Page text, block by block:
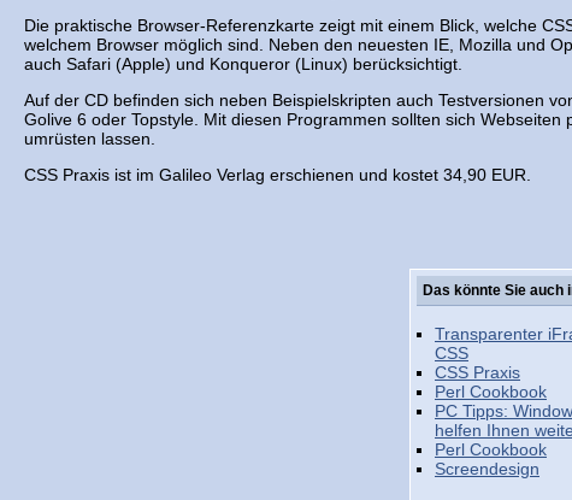
Die praktische Browser-Referenzkarte zeigt mit einem Blick, welche
welchem Browser möglich sind. Neben den neuesten IE, Mozilla und
auch Safari (Apple) und Konqueror (Linux) berücksichtigt.
Auf der CD befinden sich neben Beispielskripten auch Testversionen
Golive 6 oder Topstyle. Mit diesen Programmen sollten sich Webseiten
umrüsten lassen.
CSS Praxis ist im Galileo Verlag erschienen und kostet 34,90 EUR.
Das könnte Sie auch
Transparenter
CSS
CSS Praxis
Perl Cookbook
PC Tipps:
helfen Ihnen
Perl Cookbook
Screendesign